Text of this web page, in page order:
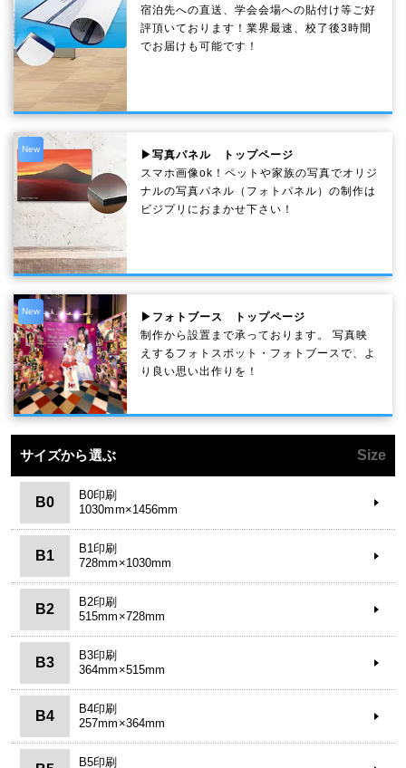
宿泊先への直送、学会会場への貼付け等ご好
評頂いております！業界最速、校了後3時間
でお届けも可能です！
New
▶写真パネル トップページ
スマホ画像ok！ペットや家族の写真でオリジ
ナルの写真パネル（フォトパネル）の制作は
ビジプリにおまかせ下さい！
New
▶フォトブース トップページ
制作から設置まで承っております。 写真映
えするフォトスポット・フォトブースで、よ
り良い思い出作りを！
サイズから選ぶ Size
B0
B0印刷
1030mm×1456mm
B1
B1印刷
728mm×1030mm
B2
B2印刷
515mm×728mm
B3
B3印刷
364mm×515mm
B4
B4印刷
257mm×364mm
B5印刷